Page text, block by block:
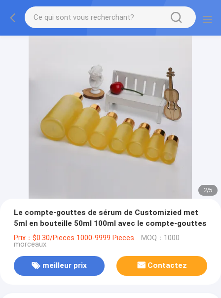
2/5
Le compte-gouttes de sérum de Customizied met
5ml en bouteille 50ml 100ml avec le compte-gouttes
Prix：$0.30/Pieces 1000-9999 Pieces MOQ：1000
morceaux
meilleur prix Contactez